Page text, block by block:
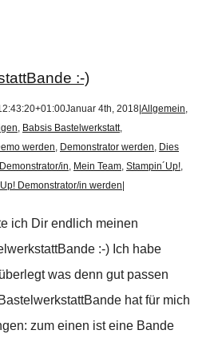
:-)
Januar 4th, 2018 Allgemein,
, Babsis Bastelwerkstatt,
werden, Demonstrator werden, Dies
in, Mein Team, Stampin´Up!,
Demonstrator/in werden
ich Dir endlich meinen
:-) Ich habe
was denn gut passen
hat für mich
zum einen ist eine Bande